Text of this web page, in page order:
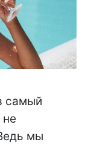
самый
мы